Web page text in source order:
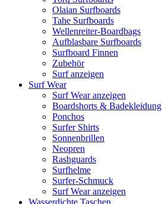
Olaian Surfboards
Tahe Surfboards
Wellenreiter-Boardbags
Aufblasbare Surfboards
Surfboard Finnen
Zubehör
Surf anzeigen
Surf Wear
Surf Wear anzeigen
Boardshorts & Badekleidung
Ponchos
Surfer Shirts
Sonnenbrillen
Neopren
Rashguards
Surfhelme
Surfer-Schmuck
Surf Wear anzeigen
Wasserdichte Taschen